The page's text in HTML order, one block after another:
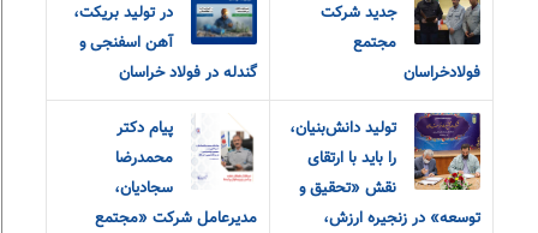
جدید شرکت
مجتمع
فولادخراسان
در تولید بریکت،
آهن اسفنجی و
گندله در فولاد خراسان
تولید دانش‌بنیان،
را باید با ارتقای
نقش «تحقیق و‌
توسعه» در زنجیره ارزش،
پیام دکتر
محمدرضا
سجادیان،
مدیرعامل شرکت «مجتمع